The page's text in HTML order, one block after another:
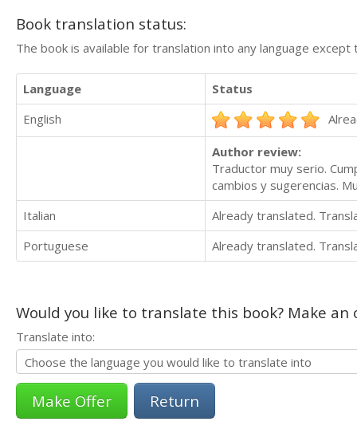
Book translation status:
The book is available for translation into any language
Language
Status
English
Author review:
Traductor muy serio.
cambios y sugerencias.
Italian
Already translated.
Portuguese
Already translated.
Would you like to translate this book? Make
Translate into:
Return